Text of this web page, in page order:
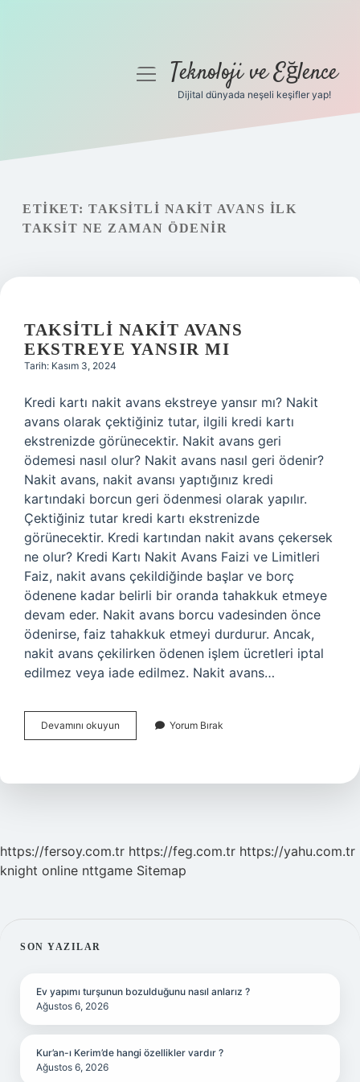
Gizlilik Politikası
Hakkımızda
menüyüTeknoloji ve Eğlence
Dijital dünyada neşeli keşifler yap!
ETIKET: TAKSITLI NAKIT AVANS ILK
TAKSIT NE ZAMAN ÖDENIR
TAKSITLI NAKIT AVANS
EKSTREYE YANSIR MI
Tarih: Kasım 3, 2024
Kredi kartı nakit avans ekstreye yansır mı? Nakit
avans olarak çektiğiniz tutar, ilgili kredi kartı
ekstrenizde görünecektir. Nakit avans geri
ödemesi nasıl olur? Nakit avans nasıl geri ödenir?
Nakit avans, nakit avansı yaptığınız kredi
kartındaki borcun geri ödenmesi olarak yapılır.
Çektiğiniz tutar kredi kartı ekstrenizde
görünecektir. Kredi kartından nakit avans çekersek
ne olur? Kredi Kartı Nakit Avans Faizi ve Limitleri
Faiz, nakit avans çekildiğinde başlar ve borç
ödenene kadar belirli bir oranda tahakkuk etmeye
devam eder. Nakit avans borcu vadesinden önce
ödenirse, faiz tahakkuk etmeyi durdurur. Ancak,
nakit avans çekilirken ödenen işlem ücretleri iptal
edilmez veya iade edilmez. Nakit avans…
Devamını okuyun
Nakit
Yansır
Yorum Bırak
https://fersoy.com.tr https://feg.com.tr https://yahu.com.tr
knight online nttgame Sitemap
SIDEBAR
SON YAZILAR
Ev yapımı turşunun bozulduğunu nasıl anlarız ?
Ağustos 6, 2026
Kur’an-ı Kerim’de hangi özellikler vardır ?
Ağustos 6, 2026